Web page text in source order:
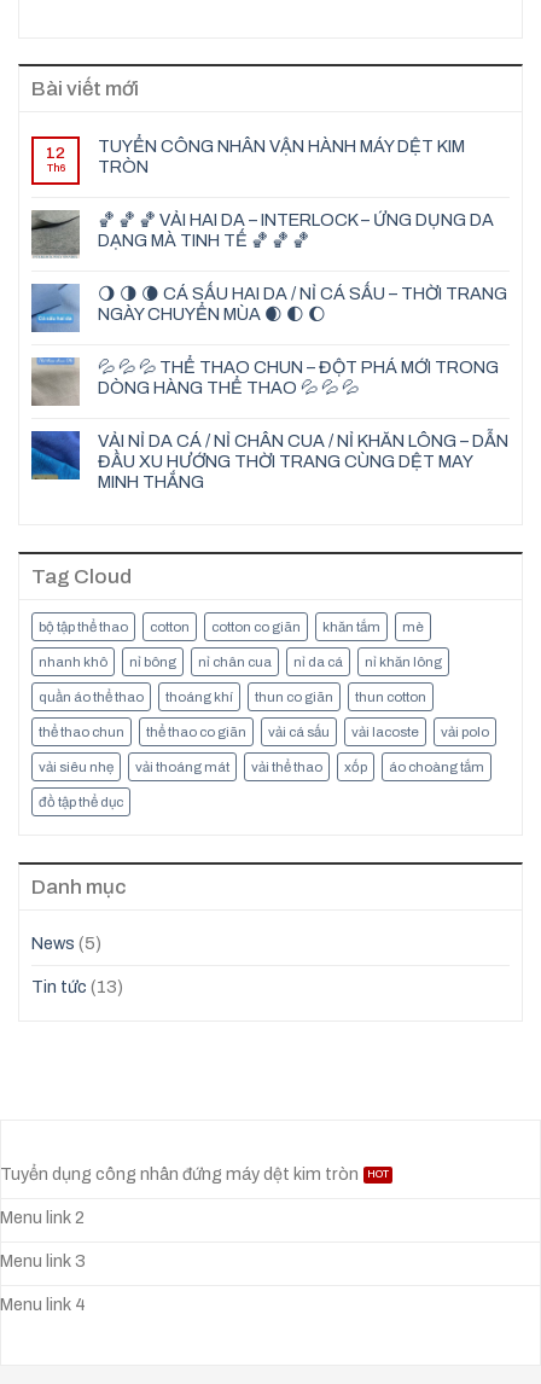
Bài viết mới
12
Th6
TUYỂN CÔNG NHÂN VẬN HÀNH MÁY DỆT KIM
TRÒN
🏀 🏀 🏀 VẢI HAI DA – INTERLOCK – ỨNG DỤNG DA
DẠNG MÀ TINH TẾ 🏀 🏀 🏀
🌖 🌗 🌘 CÁ SẤU HAI DA / NỈ CÁ SẤU – THỜI TRANG
NGÀY CHUYỂN MÙA 🌒 🌓 🌔
💦 💦 💦 THỂ THAO CHUN – ĐỘT PHÁ MỚI TRONG
DÒNG HÀNG THỂ THAO 💦 💦 💦
VẢI NỈ DA CÁ / NỈ CHÂN CUA / NỈ KHĂN LÔNG – DẪN
ĐẦU XU HƯỚNG THỜI TRANG CÙNG DỆT MAY
MINH THẮNG
Tag Cloud
bộ tập thể thao cotton cotton co giãn khăn tắm mè
nhanh khô nỉ bông nỉ chân cua nỉ da cá nỉ khăn lông
quần áo thể thao thoáng khí thun co giãn thun cotton
thể thao chun thể thao co giãn vải cá sấu vải lacoste vải polo
vải siêu nhẹ vải thoáng mát vải thể thao xốp áo choàng tắm
đồ tập thể dục
Danh mục
News (5)
Tin tức (13)
Tuyển dụng công nhân đứng máy dệt kim tròn
Menu link 2
Menu link 3
Menu link 4